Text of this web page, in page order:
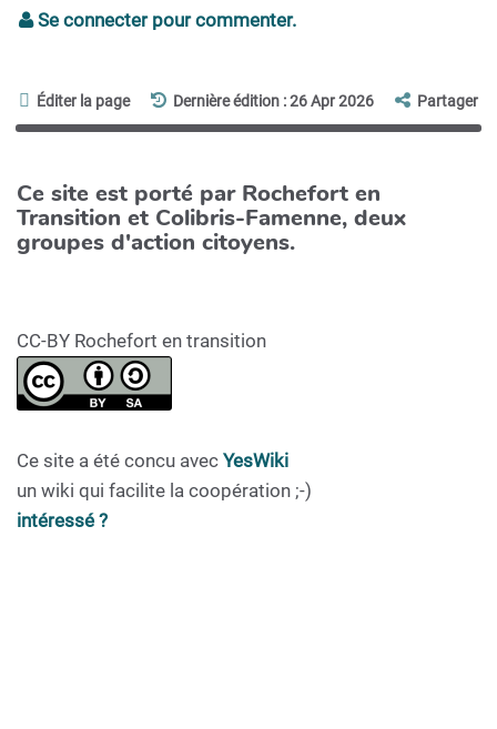
Se connecter pour commenter.
Éditer la page Dernière édition : 26 Apr 2026 Partager
Ce site est porté par Rochefort en
Transition et Colibris-Famenne, deux
groupes d'action citoyens.
CC-BY Rochefort en transition
Ce site a été concu avec YesWiki
un wiki qui facilite la coopération ;-)
intéressé ?